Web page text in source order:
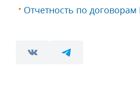
Отчетность по договорам